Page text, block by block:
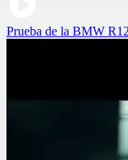
Prueba de la BMW